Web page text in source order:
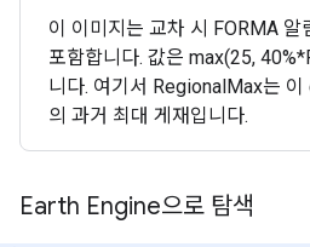
이 이미지는 교차 시 FORMA 알
포함합니다. 값은 max(25,
니다. 여기서 RegionalMax는
의 과거 최대 게재입니다.
Earth Engine으로 탐색